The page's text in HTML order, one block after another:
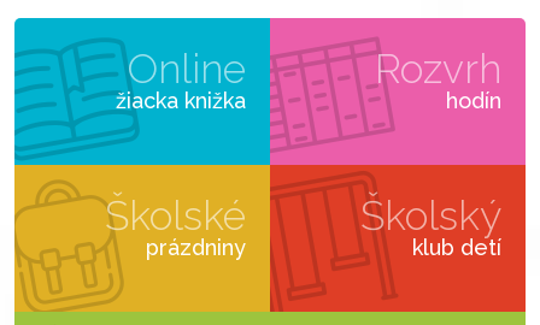
Online
žiacka knižka
Rozvrh
hodín
Školské
prázdniny
Školský
klub detí